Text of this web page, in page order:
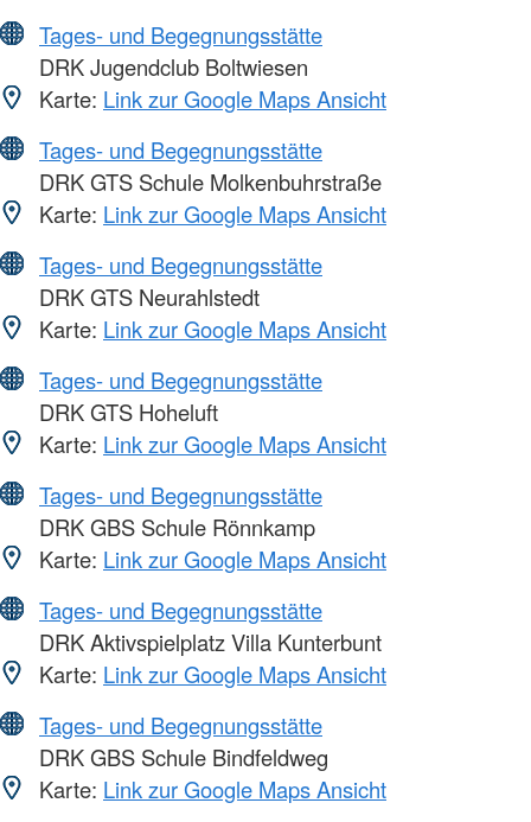
Tages- und Begegnungsstätte
DRK Jugendclub Boltwiesen
Karte: Link zur Google Maps Ansicht
Tages- und Begegnungsstätte
DRK GTS Schule Molkenbuhrstraße
Karte: Link zur Google Maps Ansicht
Tages- und Begegnungsstätte
DRK GTS Neurahlstedt
Karte: Link zur Google Maps Ansicht
Tages- und Begegnungsstätte
DRK GTS Hoheluft
Karte: Link zur Google Maps Ansicht
Tages- und Begegnungsstätte
DRK GBS Schule Rönnkamp
Karte: Link zur Google Maps Ansicht
Tages- und Begegnungsstätte
DRK Aktivspielplatz Villa Kunterbunt
Karte: Link zur Google Maps Ansicht
Tages- und Begegnungsstätte
DRK GBS Schule Bindfeldweg
Karte: Link zur Google Maps Ansicht